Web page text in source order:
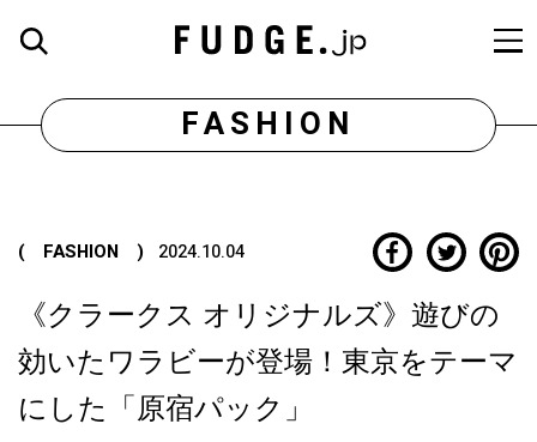
FASHION
( FASHION ) 2024.10.04
《クラークス オリジナルズ》遊びの
効いたワラビーが登場！東京をテーマ
にした「原宿パック」